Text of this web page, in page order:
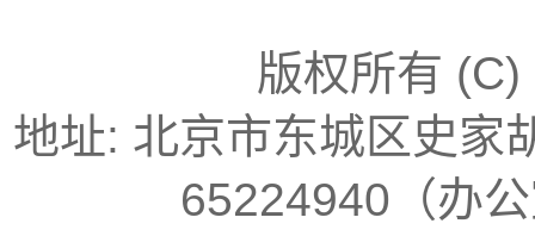
版权所有
地址: 北京市东城区
65224940（办